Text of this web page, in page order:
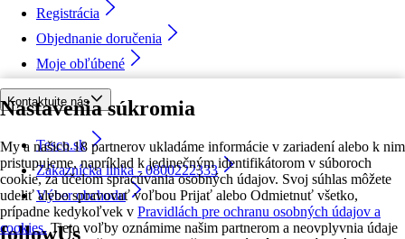
Nastavenia súkromia
My a našich 18 partnerov ukladáme informácie v zariadení alebo k nim
pristupujeme, napríklad k jedinečným identifikátorom v súboroch
cookie, za účelom spracúvania osobných údajov. Svoj súhlas môžete
udeliť alebo spravovať voľbou Prijať alebo Odmietnuť všetko,
prípadne kedykoľvek v Pravidlách pre ochranu osobných údajov a
cookies. Tieto voľby oznámime našim partnerom a neovplyvnia údaje
Registrácia
Objednanie doručenia
Moje obľúbené
Kontaktujte nás
Tesco.sk
Zákaznícka linka - 0800222333
Výber obchodu
followUs